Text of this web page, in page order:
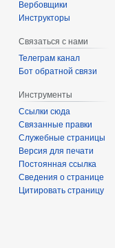
‏‎Вербовщики
Инструкторы
Связаться с нами
Телеграм канал
Бот обратной связи
Инструменты
Ссылки сюда
Связанные правки
Служебные страницы
Версия для печати
Постоянная ссылка
Сведения о странице
Цитировать страницу